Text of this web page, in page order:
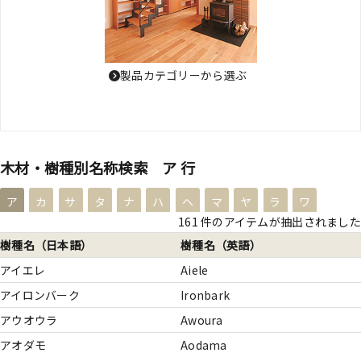
製品カテゴリーから選ぶ
木材・樹種別名称検索 ア 行
ア カ サ タ ナ ハ ヘ マ ヤ ラ
ワ
161 件のアイテムが抽出されました
樹種名（日本語）
樹種名（英語）
アイエレ
Aiele
アイロンバーク
Ironbark
アウオウラ
Awoura
アオダモ
Aodama